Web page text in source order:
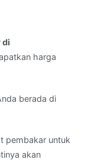
di
harga
berada di
pembakar untuk
akan